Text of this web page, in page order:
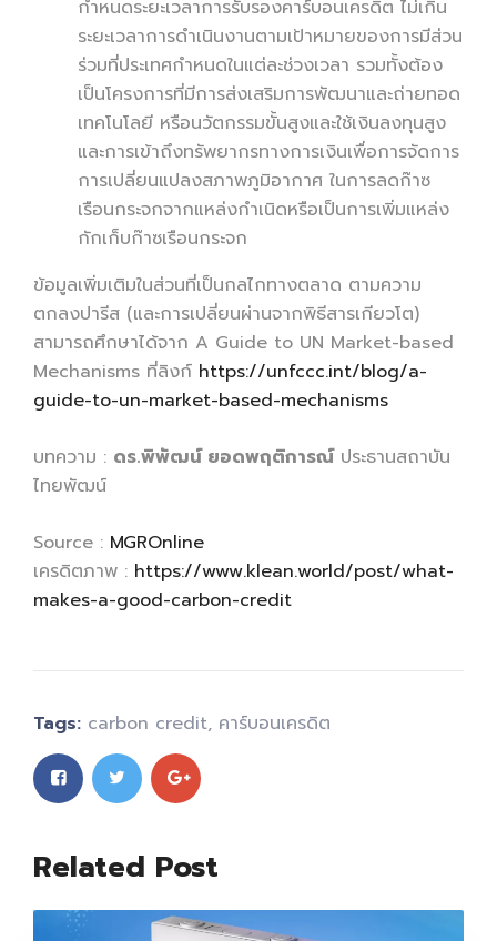
กำหนดระยะเวลาการรับรองคาร์บอนเครดิต ไม่เกิน
ระยะเวลาการดำเนินงานตามเป้าหมายของการมีส่วน
ร่วมที่ประเทศกำหนดในแต่ละช่วงเวลา รวมทั้งต้อง
เป็นโครงการที่มีการส่งเสริมการพัฒนาและถ่ายทอด
เทคโนโลยี หรือนวัตกรรมขั้นสูงและใช้เงินลงทุนสูง
และการเข้าถึงทรัพยากรทางการเงินเพื่อการจัดการ
การเปลี่ยนแปลงสภาพภูมิอากาศ ในการลดก๊าซ
เรือนกระจกจากแหล่งกำเนิดหรือเป็นการเพิ่มแหล่ง
กักเก็บก๊าซเรือนกระจก
ข้อมูลเพิ่มเติมในส่วนที่เป็นกลไกทางตลาด ตามความ
ตกลงปารีส (และการเปลี่ยนผ่านจากพิธีสารเกียวโต)
สามารถศึกษาได้จาก A Guide to UN Market-based
Mechanisms ที่ลิงก์ https://unfccc.int/blog/a-
guide-to-un-market-based-mechanisms
บทความ : ดร.พิพัฒน์ ยอดพฤติการณ์ประธานสถาบัน
ไทยพัฒน์
Source : MGROnline
เครดิตภาพ : https://www.klean.world/post/what-
makes-a-good-carbon-credit
Tags: carbon credit, คาร์บอนเครดิต
Related Post